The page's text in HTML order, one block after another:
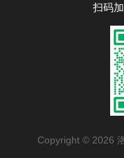
扫码
Copyright © 2026